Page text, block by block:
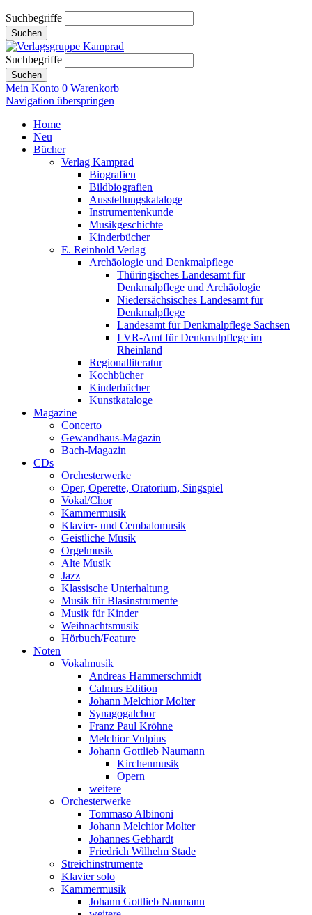
Suchbegriffe
Suchen
Suchbegriffe
Suchen
Mein Konto 0 Warenkorb
Navigation überspringen
Home
Neu
Bücher
Verlag Kamprad
Biografien
Bildbiografien
Ausstellungskataloge
Instrumentenkunde
Musikgeschichte
Kinderbücher
E. Reinhold Verlag
Archäologie und Denkmalpflege
Thüringisches Landesamt für
Denkmalpflege und Archäologie
Niedersächsisches Landesamt für
Denkmalpflege
Landesamt für Denkmalpflege Sachsen
LVR-Amt für Denkmalpflege im
Rheinland
Regionalliteratur
Kochbücher
Kinderbücher
Kunstkataloge
Magazine
Concerto
Gewandhaus-Magazin
Bach-Magazin
CDs
Orchesterwerke
Oper, Operette, Oratorium, Singspiel
Vokal/Chor
Kammermusik
Klavier- und Cembalomusik
Geistliche Musik
Orgelmusik
Alte Musik
Jazz
Klassische Unterhaltung
Musik für Blasinstrumente
Musik für Kinder
Weihnachtsmusik
Hörbuch/Feature
Noten
Vokalmusik
Andreas Hammerschmidt
Calmus Edition
Johann Melchior Molter
Synagogalchor
Franz Paul Kröhne
Melchior Vulpius
Johann Gottlieb Naumann
Kirchenmusik
Opern
weitere
Orchesterwerke
Tommaso Albinoni
Johann Melchior Molter
Johannes Gebhardt
Friedrich Wilhelm Stade
Streichinstrumente
Klavier solo
Kammermusik
Johann Gottlieb Naumann